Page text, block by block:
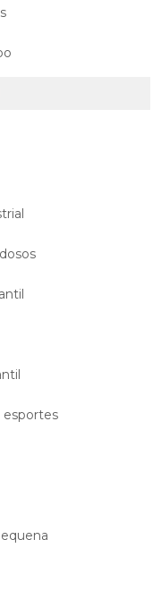
esportes